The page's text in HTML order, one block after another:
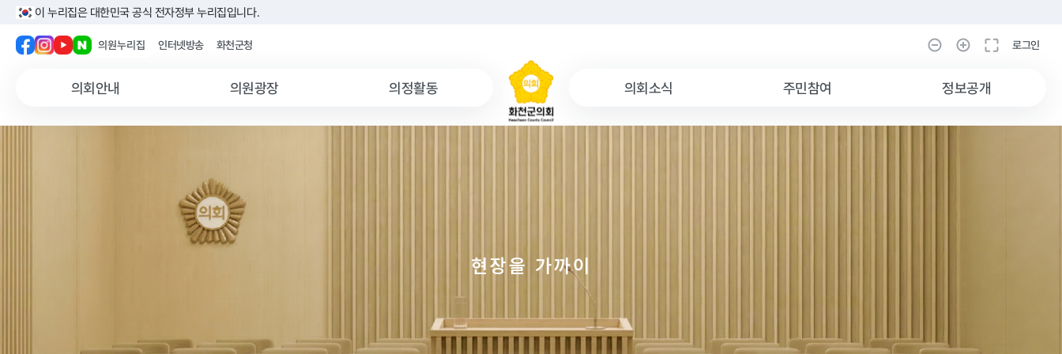
이 누리집은 대한민국 공식 전자정부 누리집입니다.
의원누리집
의원누리집
인터넷방송
인터넷방송
화천군청
화천군청
로그인
의회안내 의원광장 의정활동 의회소식 주민참여 정보공개
현장을 가까이
실천하는 화천군의회
군민을 먼저